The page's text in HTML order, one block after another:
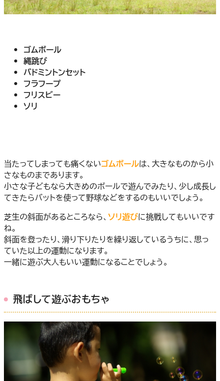
ゴムボール
縄跳び
バドミントンセット
フラフープ
フリスビー
ソリ
当たってしまっても痛くないゴムボールは、大きなものから小
さなものまであります。
小さな子どもなら大きめのボールで遊んでみたり、少し成長し
てきたらバットを使って野球などをするのもいいでしょう。
芝生の斜面があるところなら、 ソリ遊びに挑戦してもいいです
ね。
斜面を登ったり、滑り下りたりを繰り返しているうちに、思っ
ていた以上の運動になります。
一緒に遊ぶ大人もいい運動になることでしょう。
飛ばして遊ぶおもちゃ